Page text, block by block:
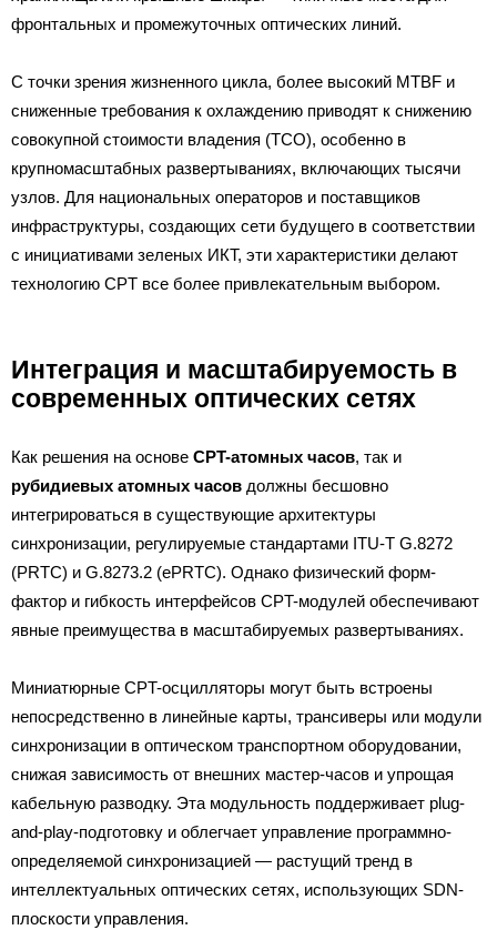
фронтальных и промежуточных оптических линий.
С точки зрения жизненного цикла, более высокий MTBF и
сниженные требования к охлаждению приводят к снижению
совокупной стоимости владения (TCO), особенно в
крупномасштабных развертываниях, включающих тысячи
узлов. Для национальных операторов и поставщиков
инфраструктуры, создающих сети будущего в соответствии
с инициативами зеленых ИКТ, эти характеристики делают
технологию CPT все более привлекательным выбором.
Интеграция и масштабируемость в
современных оптических сетях
Как решения на основе CPT-атомных часов, так и
рубидиевых атомных часов должны бесшовно
интегрироваться в существующие архитектуры
синхронизации, регулируемые стандартами ITU-T G.8272
(PRTC) и G.8273.2 (ePRTC). Однако физический форм-
фактор и гибкость интерфейсов CPT-модулей обеспечивают
явные преимущества в масштабируемых развертываниях.
Миниатюрные CPT-осцилляторы могут быть встроены
непосредственно в линейные карты, трансиверы или модули
синхронизации в оптическом транспортном оборудовании,
снижая зависимость от внешних мастер-часов и упрощая
кабельную разводку. Эта модульность поддерживает plug-
and-play-подготовку и облегчает управление программно-
определяемой синхронизацией — растущий тренд в
интеллектуальных оптических сетях, использующих SDN-
плоскости управления.